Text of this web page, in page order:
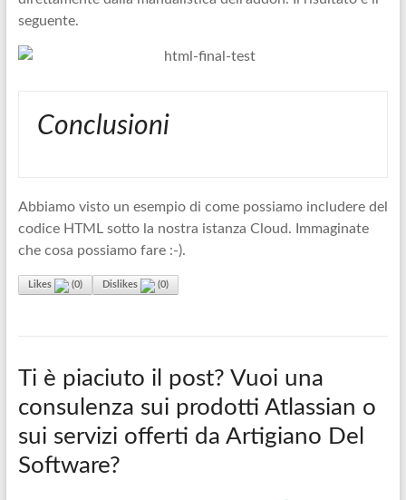
seguente.
Conclusioni
Abbiamo visto un esempio di come possiamo includere del
codice HTML sotto la nostra istanza Cloud. Immaginate
che cosa possiamo fare :-).
Likes (0) Dislikes (0)
Ti è piaciuto il post? Vuoi una
consulenza sui prodotti Atlassian o
sui servizi offerti da Artigiano Del
Software?